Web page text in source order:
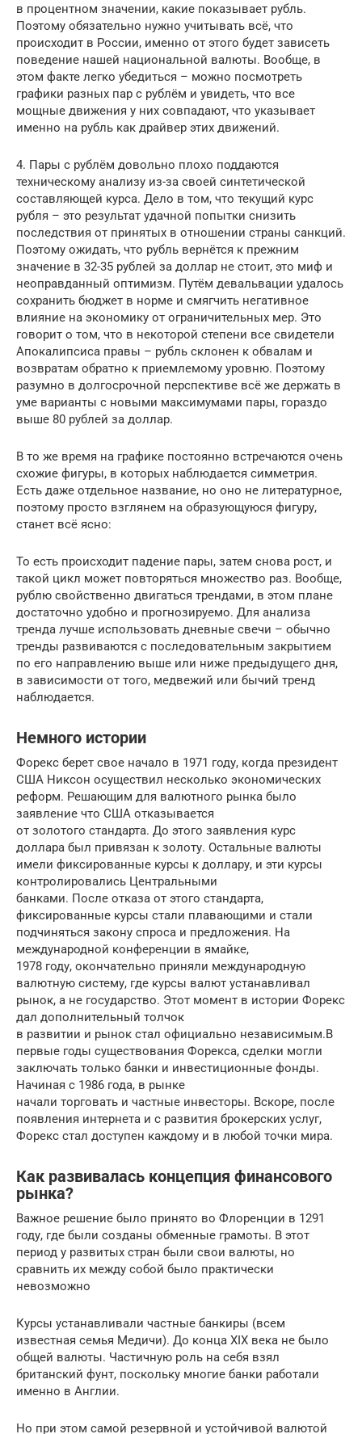
в процентном значении, какие показывает рубль.
Поэтому обязательно нужно учитывать всё, что
происходит в России, именно от этого будет зависеть
поведение нашей национальной валюты. Вообще, в
этом факте легко убедиться – можно посмотреть
графики разных пар с рублём и увидеть, что все
мощные движения у них совпадают, что указывает
именно на рубль как драйвер этих движений.
4. Пары с рублём довольно плохо поддаются
техническому анализу из-за своей синтетической
составляющей курса. Дело в том, что текущий курс
рубля – это результат удачной попытки снизить
последствия от принятых в отношении страны санкций.
Поэтому ожидать, что рубль вернётся к прежним
значение в 32-35 рублей за доллар не стоит, это миф и
неоправданный оптимизм. Путём девальвации удалось
сохранить бюджет в норме и смягчить негативное
влияние на экономику от ограничительных мер. Это
говорит о том, что в некоторой степени все свидетели
Апокалипсиса правы – рубль склонен к обвалам и
возвратам обратно к приемлемому уровню. Поэтому
разумно в долгосрочной перспективе всё же держать в
уме варианты с новыми максимумами пары, гораздо
выше 80 рублей за доллар.
В то же время на графике постоянно встречаются очень
схожие фигуры, в которых наблюдается симметрия.
Есть даже отдельное название, но оно не литературное,
поэтому просто взглянем на образующуюся фигуру,
станет всё ясно:
То есть происходит падение пары, затем снова рост, и
такой цикл может повторяться множество раз. Вообще,
рублю свойственно двигаться трендами, в этом плане
достаточно удобно и прогнозируемо. Для анализа
тренда лучше использовать дневные свечи – обычно
тренды развиваются с последовательным закрытием
по его направлению выше или ниже предыдущего дня,
в зависимости от того, медвежий или бычий тренд
наблюдается.
Немного истории
Форекс берет свое начало в 1971 году, когда президент
США Никсон осуществил несколько экономических
реформ. Решающим для валютного рынка было
заявление что США отказывается
от золотого стандарта. До этого заявления курс
доллара был привязан к золоту. Остальные валюты
имели фиксированные курсы к доллару, и эти курсы
контролировались Центральными
банками. После отказа от этого стандарта,
фиксированные курсы стали плавающими и стали
подчиняться закону спроса и предложения. На
международной конференции в ямайке,
1978 году, окончательно приняли международную
валютную систему, где курсы валют устанавливал
рынок, а не государство. Этот момент в истории Форекс
дал дополнительный толчок
в развитии и рынок стал официально независимым.В
первые годы существования Форекса, сделки могли
заключать только банки и инвестиционные фонды.
Начиная с 1986 года, в рынке
начали торговать и частные инвесторы. Вскоре, после
появления интернета и с развития брокерских услуг,
Форекс стал доступен каждому и в любой точки мира.
Как развивалась концепция финансового
рынка?
Важное решение было принято во Флоренции в 1291
году, где были созданы обменные грамоты. В этот
период у развитых стран были свои валюты, но
сравнить их между собой было практически
невозможно
Курсы устанавливали частные банкиры (всем
известная семья Медичи). До конца XIX века не было
общей валюты. Частичную роль на себя взял
британский фунт, поскольку многие банки работали
именно в Англии.
Но при этом самой резервной и устойчивой валютой